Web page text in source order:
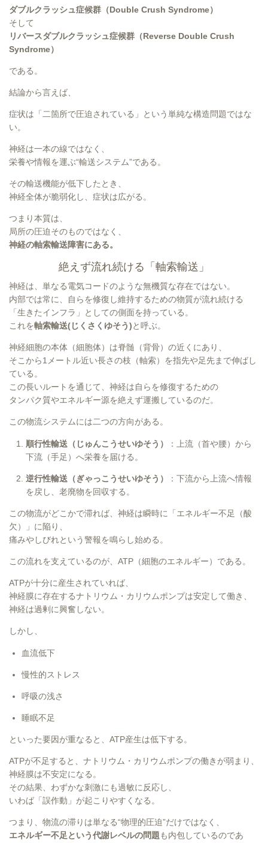
ダブルクラッシュ症候群（Double Crush Syndrome）
そして
リバースダブルクラッシュ症候群（Reverse Double Crush
Syndrome）
である。
結論から言えば、
症状は「二箇所で圧迫されている」という単純な構造問題ではな
い。
神経は一本の線ではなく、
栄養や情報を運ぶ“輸送システム”である。
その輸送機能が低下したとき、
神経全体が脆弱化し、症状は広がる。
つまり本質は、
局所の圧迫そのものではなく、
神経の軸索輸送障害にある。
絶えず流れ続ける「軸索輸送」
神経は、単なる電気コードのような無機質な存在ではない。
内部では常に、自らを修復し維持するための物質が流れ続ける
「生きたインフラ」としての側面を持っている。
これを軸索輸送(じくさくゆそう)と呼ぶ。
神経細胞の本体（細胞体）は脊髄（背骨） の近くにあり、
そこから1メートル近い長さの枝（軸索）を指先や足先まで伸ばし
ている。
この長いルートを通じて、神経は自らを修復するための
タンパク質やエネルギー源を絶えず運搬しているのだ。
この物流システムには二つの方向がある。
順行性輸送（じゅんこうせいゆそう）
：上流（首や腰）から
下流（手足）へ栄養を届ける。
逆行性輸送（ぎゃっこうせいゆそう）
：下流から上流へ情報
を戻し、老廃物を回収する。
この物流がどこかで滞れば、神経は瞬時に「エネルギー不足（酸
欠）」に陥り、
痛みやしびれという警報を鳴らし始める。
この流れを支えているのが、ATP（細胞のエネルギー）である。
ATPが十分に産生されていれば、
神経膜に存在するナトリウム・カリウムポンプは安定して働き、
神経は過剰に興奮しない。
しかし、
血流低下
慢性的ストレス
呼吸の浅さ
睡眠不足
といった要因が重なると、ATP産生は低下する。
ATPが不足すると、ナトリウム・カリウムポンプの働きが弱まり、
神経膜は不安定になる。
その結果、わずかな刺激にも過敏に反応し、
いわば「誤作動」が起こりやすくなる。
つまり、物流の滞りは単なる“物理的圧迫”だけではなく、
エネルギー不足という代謝レベルの問題も内包しているのであ